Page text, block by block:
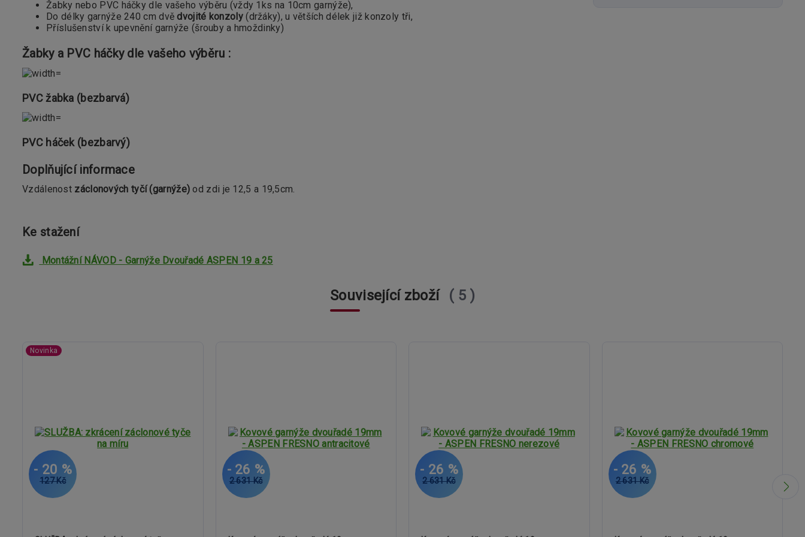
Žabky nebo PVC háčky dle vašeho výběru (vždy 1ks na 10cm garnýže),
Do délky garnýže 240 cm dvědvojité konzoly(držáky), u větších délek již konzoly tři,
Příslušenství k upevnění garnýže (šrouby a hmoždinky)
Žabky a PVC háčky dle vašeho výběru :
PVC žabka (bezbarvá)
PVC háček (bezbarvý)
Doplňující informace
Vzdálenost záclonových tyčí (garnýže) od zdi je 12,5 a 19,5cm.
Ke stažení
Montážní NÁVOD - Garnýže Dvouřadé ASPEN 19 a 25
Související zboží 5
Novinka
127 Kč
- 20 %
2 631 Kč
- 26 %
2 631 Kč
- 26 %
2 631 Kč
- 26 %